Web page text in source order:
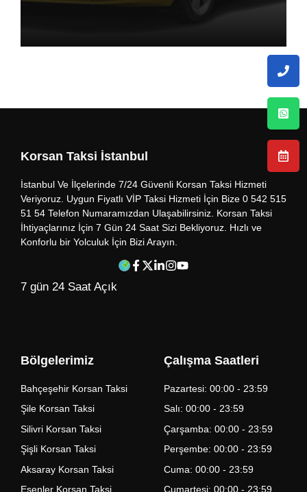
Korsan Taksi İstanbul
İstanbul Ve İlçelerinde 7/24 Güvenli Korsan Taksi Hizmeti
Veriyoruz. Uygun Fiyatlı VİP Taksi Hizmeti İçin Bize 0 542 515
51 54 Telefon Numaramızdan Ulaşabilirsiniz. Korsan Taksi
İhtiyaçlarınız İçin 7 Gün 24 Saat Sizi Bekliyoruz. Hızlı ve
Konforlu bir Yolculuk İçin Bizi Arayın.
7 gün 24 Saat Açık
Bölgelerimiz
Bahçeşehir Korsan Taksi
Şile Korsan Taksi
Silivri Korsan Taksi
Şişli Korsan Taksi
Aksaray Korsan Taksi
Esenler Korsan Taksi
Çalışma Saatleri
Pazartesi: 00:00 - 23:59
Salı: 00:00 - 23:59
Çarşamba: 00:00 - 23:59
Perşembe: 00:00 - 23:59
Cuma: 00:00 - 23:59
Cumartesi: 00:00 - 23:59